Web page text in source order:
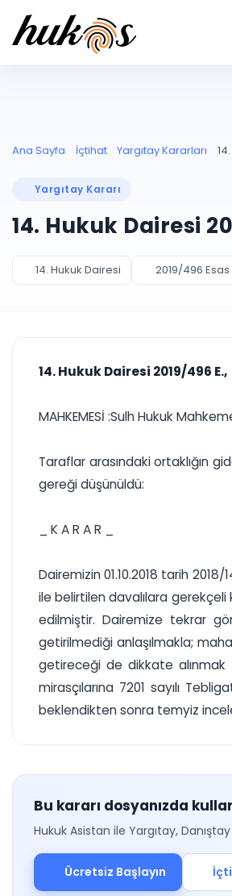
Ana Sayfa İçtihat Yargıtay Kararları
Yargıtay Kararı
14. Hukuk Dairesi
14. Hukuk Dairesi 2019/496 Esas
14. Hukuk Dairesi 2019/496
MAHKEMESİ :Sulh Hukuk
Taraflar arasındaki ortaklığın
gereği düşünüldü:
_ K A R A R _
Dairemizin 01.10.2018 tarih
ile belirtilen davalılara gerekçeli
edilmiştir. Dairemize tekrar
getirilmediği anlaşılmakla;
getireceği de dikkate alınmak
mirasçılarına 7201 sayılı
beklendikten sonra temyiz
Bu kararı dosyanızda
Hukuk Asistan ile Yargıtay,
Ücretsiz Başlayın